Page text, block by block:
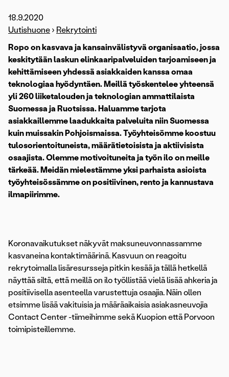
18.9.2020
Uutishuone › Rekrytointi
Ropo on kasvava ja kansainvälistyvä organisaatio, jossa
keskitytään laskun elinkaaripalveluiden tarjoamiseen ja
kehittämiseen yhdessä asiakkaiden kanssa omaa
teknologiaa hyödyntäen. Meillä työskentelee yhteensä
yli 260 liiketalouden ja teknologian ammattilaista
Suomessa ja Ruotsissa. Haluamme tarjota
asiakkaillemme laadukkaita palveluita niin Suomessa
kuin muissakin Pohjoismaissa. Työyhteisömme koostuu
tulosorientoituneista, määrätietoisista ja aktiivisista
osaajista. Olemme motivoituneita ja työn ilo on meille
tärkeää. Meidän mielestämme yksi parhaista asioista
työyhteisössämme on positiivinen, rento ja kannustava
ilmapiirimme.
Koronavaikutukset näkyvät maksuneuvonnassamme
kasvaneina kontaktimäärinä. Kasvuun on reagoitu
rekrytoimalla lisäresursseja pitkin kesää ja tällä hetkellä
näyttää siltä, että meillä on ilo työllistää vielä lisää ahkeria ja
positiivisella asenteella varustettuja osaajia. Näin ollen
etsimme lisää vakituisia ja määräaikaisia asiakasneuvojia
Contact Center -tiimeihimme sekä Kuopion että Porvoon
toimipisteillemme.